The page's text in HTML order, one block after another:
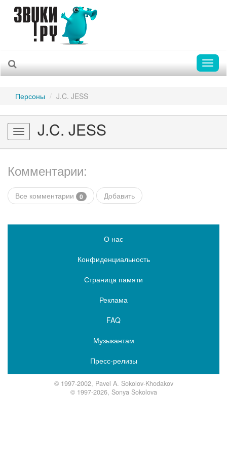
Персоны J.C. JESS
Toggle
navigation
J.C. JESS
Комментарии:
Все комментарии 0 Добавить
О нас
Конфиденциальность
Страница памяти
Реклама
FAQ
Музыкантам
Пресс-релизы
© 1997-2002, Pavel A. Sokolov-Khodakov
© 1997-2026, Sonya Sokolova